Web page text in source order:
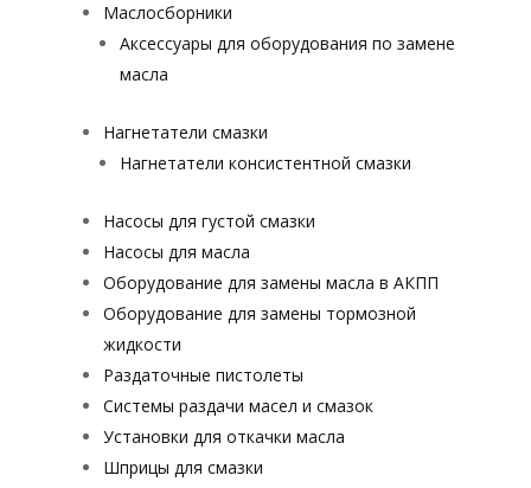
Маслосборники
Аксессуары для оборудования по замене
масла
Нагнетатели смазки
Нагнетатели консистентной смазки
Насосы для густой смазки
Насосы для масла
Оборудование для замены масла в АКПП
Оборудование для замены тормозной
жидкости
Раздаточные пистолеты
Системы раздачи масел и смазок
Установки для откачки масла
Шприцы для смазки